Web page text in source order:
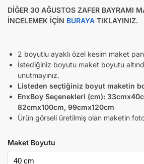
DİĞER 30 AĞUSTOS ZAFER BAYRAMI
İNCELEMEK İÇİN BURAYA TIKLAYINIZ.
2 boyutlu ayaklı özel kesim maket
İstediğiniz boyutu maket boyutu
unutmayınız.
Listeden seçtiğiniz boyut maketin
EnxBoy Seçenekleri (cm):
82cmx100cm, 99cmx120cm
Ürün görseli üretilmiş olan maketin
Maket Boyutu